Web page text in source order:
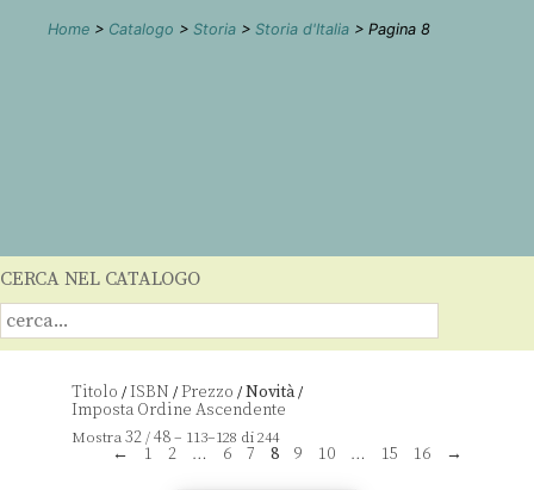
Home > Catalogo > Storia > Storia d'Italia > Pagina 8
CERCA NEL CATALOGO
Titolo /ISBN /Prezzo /Novità/
Mostra32/48– 113–128 di 244
← 1 2 … 6 7 8 9 10 … 15 16 →